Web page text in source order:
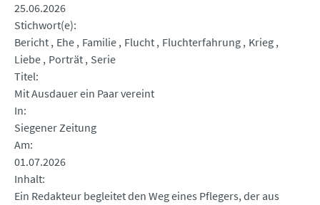
25.06.2026
Stichwort(e)
Bericht Ehe Familie Flucht Fluchterfahrung Krieg
Liebe Porträt Serie
Titel
Mit Ausdauer ein Paar vereint
In
Siegener Zeitung
Am
01.07.2026
Inhalt
Ein Redakteur begleitet den Weg eines Pflegers, der aus